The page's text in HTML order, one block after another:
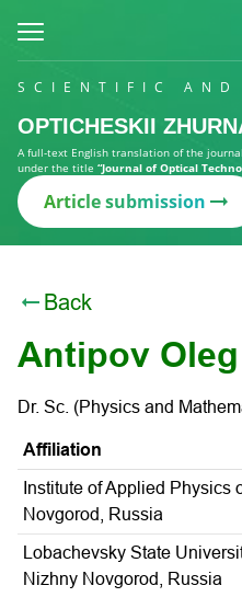
SCIENTIFIC AND
OPTICHESKII
A full-text English translation of the
under the title “Journal of Optical
Article submission
Back
Antipov
Dr. Sc. (Physics and
Affiliation
Institute of Applied Physics
Novgorod, Russia
Lobachevsky State
Nizhny Novgorod, Russia